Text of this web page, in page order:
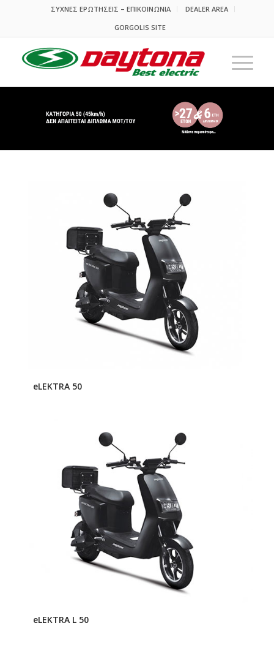
ΣΥΧΝΕΣ ΕΡΩΤΗΣΕΙΣ – ΕΠΙΚΟΙΝΩΝΙΑ
DEALER AREA
GORGOLIS SITE
eLEKTRA 50
eLEKTRA L 50